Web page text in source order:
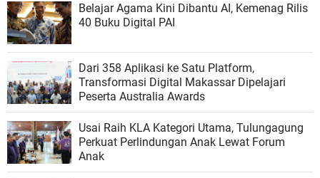
Belajar Agama Kini Dibantu AI, Kemenag Rilis
40 Buku Digital PAI
Dari 358 Aplikasi ke Satu Platform,
Transformasi Digital Makassar Dipelajari
Peserta Australia Awards
Usai Raih KLA Kategori Utama, Tulungagung
Perkuat Perlindungan Anak Lewat Forum
Anak